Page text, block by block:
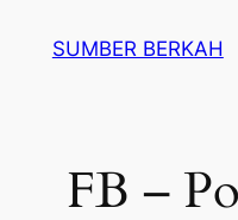
SUMBER BERKAH
FB –